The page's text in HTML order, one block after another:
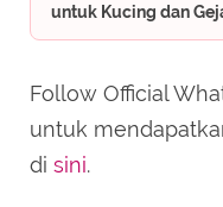
untuk Kucing dan
Follow Official
untuk
di sini.